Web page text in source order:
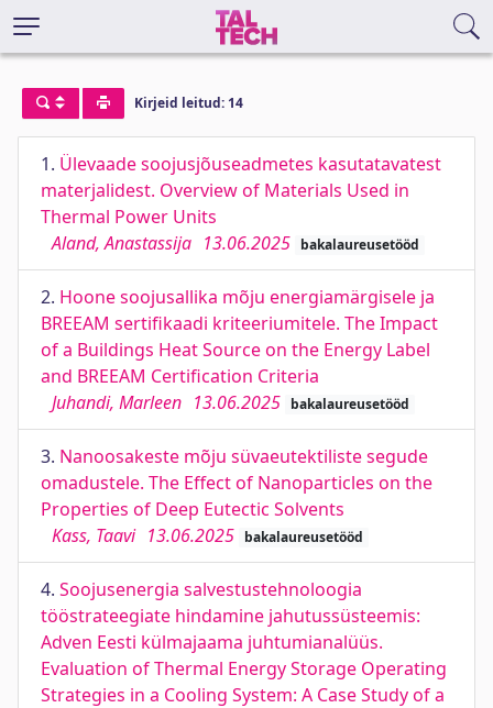
Kirjeid leitud: 14
1. Ülevaade soojusjõuseadmetes kasutatavatest
materjalidest. Overview of Materials Used in
Thermal Power Units
Aland, Anastassija 13.06.2025 bakalaureusetööd
2. Hoone soojusallika mõju energiamärgisele ja
BREEAM sertifikaadi kriteeriumitele. The Impact
of a Buildings Heat Source on the Energy Label
and BREEAM Certification Criteria
Juhandi, Marleen 13.06.2025 bakalaureusetööd
3. Nanoosakeste mõju süvaeutektiliste segude
omadustele. The Effect of Nanoparticles on the
Properties of Deep Eutectic Solvents
Kass, Taavi 13.06.2025 bakalaureusetööd
4. Soojusenergia salvestustehnoloogia
tööstrateegiate hindamine jahutussüsteemis:
Adven Eesti külmajaama juhtumianalüüs.
Evaluation of Thermal Energy Storage Operating
Strategies in a Cooling System: A Case Study of a